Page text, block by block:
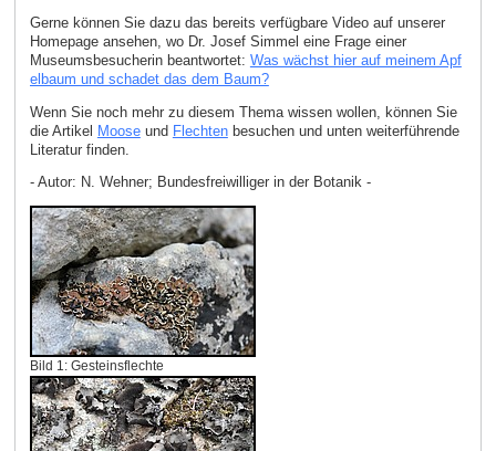
Gerne können Sie dazu das bereits verfügbare Video auf unserer
Homepage ansehen, wo Dr. Josef Simmel eine Frage einer
Museumsbesucherin beantwortet: Was wächst hier auf meinem Apf
elbaum und schadet das dem Baum?
Wenn Sie noch mehr zu diesem Thema wissen wollen, können Sie
die Artikel Mooseund Flechtenbesuchen und unten weiterführende
Literatur finden.
- Autor: N. Wehner; Bundesfreiwilliger in der Botanik -
Bild 1: Gesteinsflechte